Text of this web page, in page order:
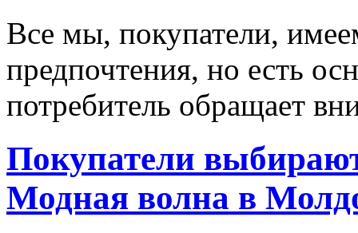
Все мы, покупатели,
предпочтения, но есть
потребитель обращает
Покупатели
Модная волна в